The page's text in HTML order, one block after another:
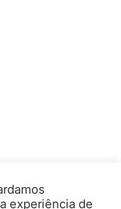
S/A.
experiência de